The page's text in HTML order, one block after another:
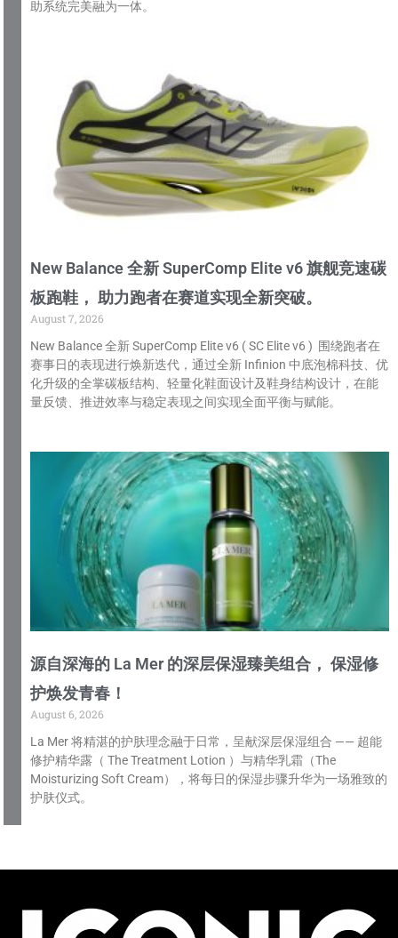
助系统完美融为一体。
New Balance 全新 SuperComp Elite v6 旗舰竞速碳
板跑鞋， 助力跑者在赛道实现全新突破。
August 7, 2026
New Balance 全新 SuperComp Elite v6 ( SC Elite v6 ) 围绕跑者在
赛事日的表现进行焕新迭代，通过全新 Infinion 中底泡棉科技、优
化升级的全掌碳板结构、轻量化鞋面设计及鞋身结构设计，在能
量反馈、推进效率与稳定表现之间实现全面平衡与赋能。
源自深海的 La Mer 的深层保湿臻美组合， 保湿修
护焕发青春！
August 6, 2026
La Mer 将精湛的护肤理念融于日常，呈献深层保湿组合 —— 超能
修护精华露（ The Treatment Lotion ）与精华乳霜（The
Moisturizing Soft Cream），将每日的保湿步骤升华为一场雅致的
护肤仪式。